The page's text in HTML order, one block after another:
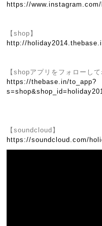
https://
【shop】
http://
【shopアプリをフォローして
https://thebase.in/to_app?
【soundcloud】
https://soundcloud.com/